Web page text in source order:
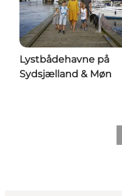
Lystbådehavne på
Sydsjælland & Møn